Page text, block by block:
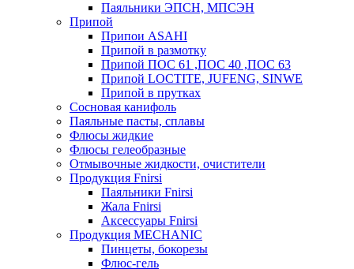
Паяльники ЭПСН, МПСЭН
Припой
Припои ASAHI
Припой в размотку
Припой ПОС 61 ,ПОС 40 ,ПОС 63
Припой LOCTITE, JUFENG, SINWE
Припой в прутках
Сосновая канифоль
Паяльные пасты, сплавы
Флюсы жидкие
Флюсы гелеобразные
Отмывочные жидкости, очистители
Продукция Fnirsi
Паяльники Fnirsi
Жала Fnirsi
Аксессуары Fnirsi
Продукция MECHANIC
Пинцеты, бокорезы
Флюс-гель